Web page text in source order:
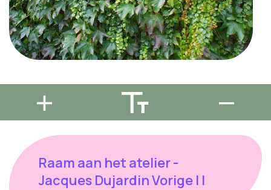
Raam aan het atelier -
Jacques Dujardin Vorige | |